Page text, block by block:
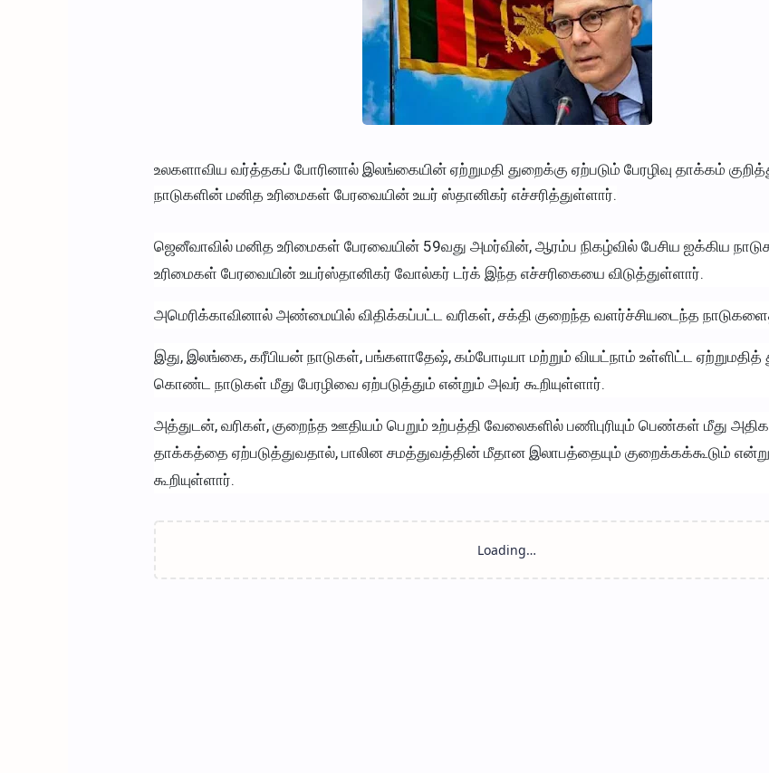
உலகளாவிய வர்த்தகப் போரினால் இலங்கையின் ஏற்றுமதி துறைக்கு ஏற்படும் பேரழிவு தாக்கம்
நாடுகளின் மனித உரிமைகள் பேரவையின் உயர் ஸ்தானிகர் எச்சரித்துள்ளார்.
ஜெனீவாவில் மனித உரிமைகள் பேரவையின் 59வது அமர்வின், ஆரம்ப நிகழ்வில் பேசிய ஐக்கிய
உரிமைகள் பேரவையின் உயர்ஸ்தானிகர் வோல்கர் டர்க் இந்த எச்சரிகையை விடுத்துள்ளார்.
அமெரிக்காவினால் அண்மையில் விதிக்கப்பட்ட வரிகள், சக்தி குறைந்த வளர்ச்சியடைந்த
இது, இலங்கை, கரீபியன் நாடுகள், பங்களாதேஷ், கம்போடியா மற்றும் வியட்நாம் உள்ளிட்ட
கொண்ட நாடுகள் மீது பேரழிவை ஏற்படுத்தும் என்றும் அவர் கூறியுள்ளார்.
அத்துடன், வரிகள், குறைந்த ஊதியம் பெறும் உற்பத்தி வேலைகளில் பணிபுரியும் பெண்கள் மீது அதிக
தாக்கத்தை ஏற்படுத்துவதால், பாலின சமத்துவத்தின் மீதான இலாபத்தையும் குறைக்கக்கூடும்
கூறியுள்ளார்.